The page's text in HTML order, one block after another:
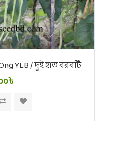
YLB / দুই হাত বরবটি